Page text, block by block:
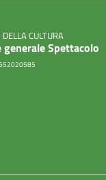
CULTURA
generale Spettacolo